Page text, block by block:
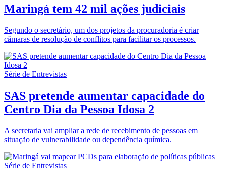
Maringá tem 42 mil ações judiciais
Segundo o secretário, um dos projetos da procuradoria é criar
câmaras de resolução de conflitos para facilitar os processos.
Série de Entrevistas
SAS pretende aumentar capacidade do
Centro Dia da Pessoa Idosa 2
A secretaria vai ampliar a rede de recebimento de pessoas em
situação de vulnerabilidade ou dependência química.
Série de Entrevistas